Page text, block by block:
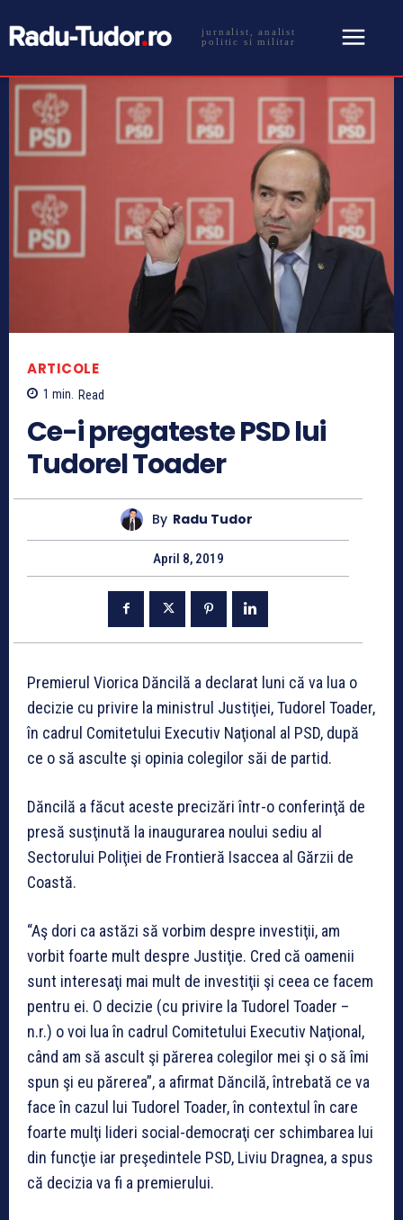
jurnalist, analist
politic si militar
ARTICOLE
1 min. Read
Ce-i pregateste PSD lui
Tudorel Toader
By Radu Tudor
April 8, 2019
Premierul Viorica Dăncilă a declarat luni că va lua o
decizie cu privire la ministrul Justiţiei, Tudorel Toader,
în cadrul Comitetului Executiv Naţional al PSD, după
ce o să asculte şi opinia colegilor săi de partid.
Dăncilă a făcut aceste precizări într-o conferinţă de
presă susţinută la inaugurarea noului sediu al
Sectorului Poliţiei de Frontieră Isaccea al Gărzii de
Coastă.
“Aş dori ca astăzi să vorbim despre investiţii, am
vorbit foarte mult despre Justiţie. Cred că oamenii
sunt interesaţi mai mult de investiţii şi ceea ce facem
pentru ei. O decizie (cu privire la Tudorel Toader –
n.r.) o voi lua în cadrul Comitetului Executiv Naţional,
când am să ascult şi părerea colegilor mei şi o să îmi
spun şi eu părerea”, a afirmat Dăncilă, întrebată ce va
face în cazul lui Tudorel Toader, în contextul în care
foarte mulţi lideri social-democraţi cer schimbarea lui
din funcţie iar preşedintele PSD, Liviu Dragnea, a spus
că decizia va fi a premierului.